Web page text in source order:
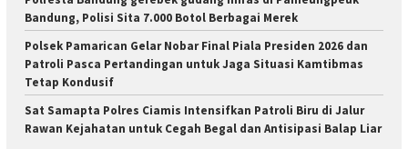
Bandung, Polisi Sita 7.000 Botol Berbagai Merek
Polsek Pamarican Gelar Nobar Final Piala Presiden 2026 dan
Patroli Pasca Pertandingan untuk Jaga Situasi Kamtibmas
Tetap Kondusif
Sat Samapta Polres Ciamis Intensifkan Patroli Biru di Jalur
Rawan Kejahatan untuk Cegah Begal dan Antisipasi Balap Liar